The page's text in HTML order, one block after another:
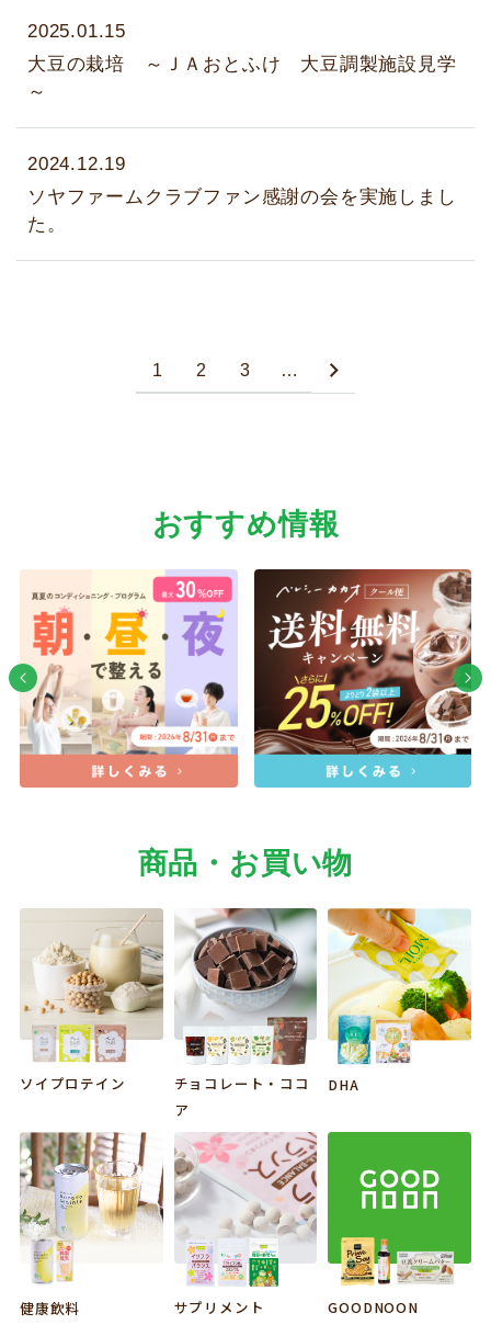
2025.01.15
大豆の栽培 ～ＪＡおとふけ 大豆調製施設見学
～
2024.12.19
ソヤファームクラブファン感謝の会を実施しまし
た。
1 2 3 …
おすすめ情報
商品・お買い物
ソイプロテイン
チョコレート・ココ
ア
DHA
健康飲料 サプリメント GOODNOON